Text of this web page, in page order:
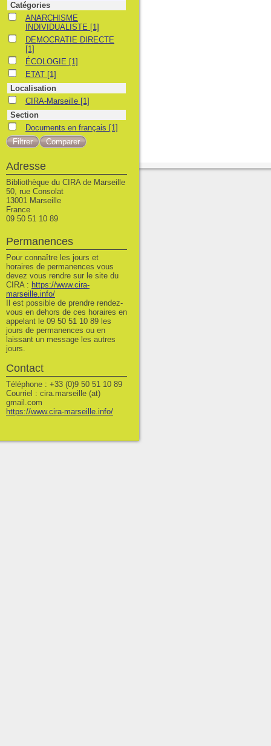
Catégories
ANARCHISME INDIVIDUALISTE
ANARCHISME
INDIVIDUALISTE [1]
DEMOCRATIE DIRECTE
DEMOCRATIE DIRECTE
[1]
ÉCOLOGIE
ÉCOLOGIE [1]
ETATETAT [1]
Localisation
CIRA-Marseille
CIRA-Marseille [1]
Section
Documents en français
Documents en français [1]
Adresse
Bibliothèque du CIRA de Marseille
50, rue Consolat
13001 Marseille
France
09 50 51 10 89
Permanences
Pour connaître les jours et
horaires de permanences vous
devez vous rendre sur le site du
CIRA : https://www.cira-
marseille.info/
Il est possible de prendre rendez-
vous en dehors de ces horaires en
appelant le 09 50 51 10 89 les
jours de permanences ou en
laissant un message les autres
jours.
Contact
Téléphone : +33 (0)9 50 51 10 89
Courriel : cira.marseille (at)
gmail.com
https://www.cira-marseille.info/